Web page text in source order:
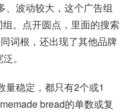
、波动较大，这个广告组
。点开圆点，里面的搜索
词根，还出现了其他品牌
。
量稳定，都只有2个或1
bread的单数或复